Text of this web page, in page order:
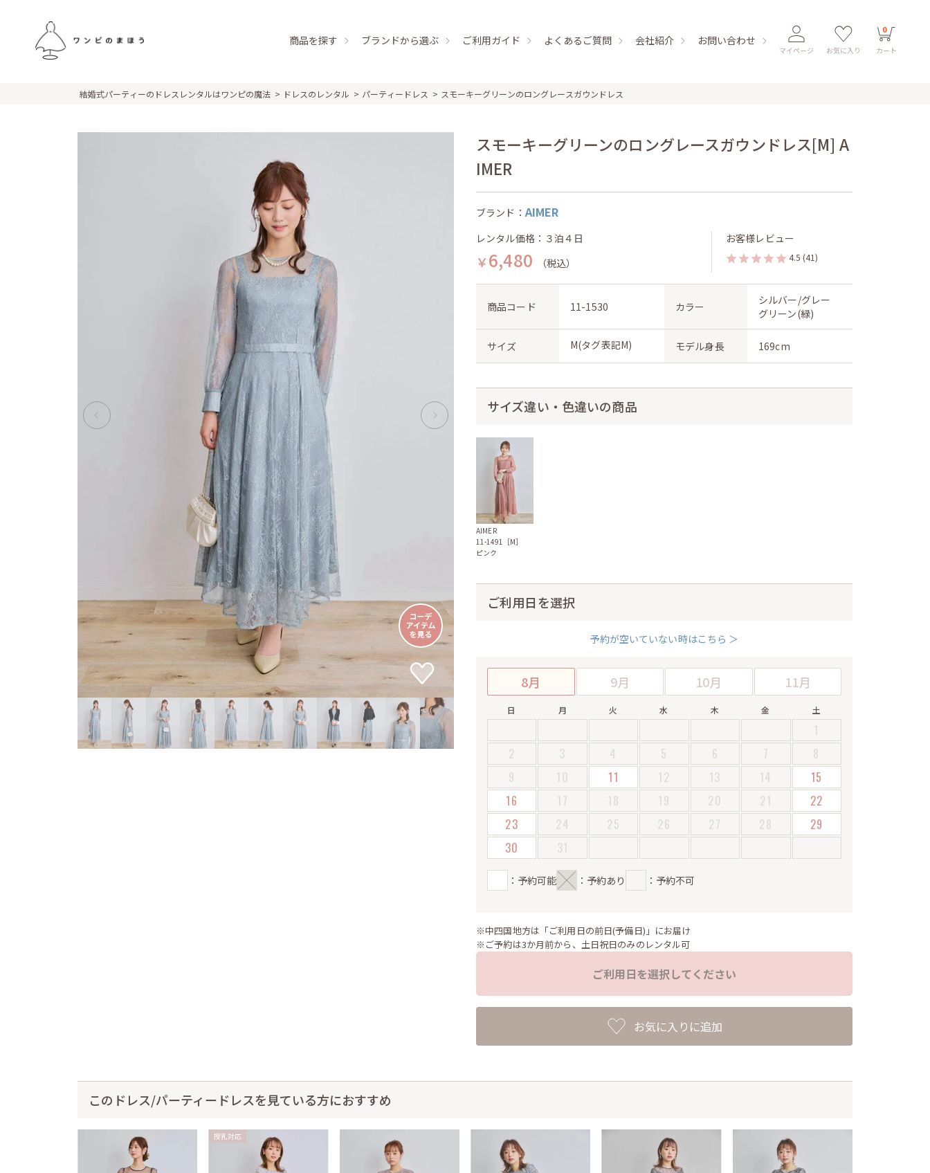
商品を探す ブランドから選ぶ ご利用ガイド よくあるご質問 会社紹介 お問い合わせ
マイページ お気に入り
0
カート
結婚式パーティーのドレスレンタルはワンピの魔法 ドレスのレンタル パーティードレス スモーキーグリーンのロングレースガウンドレス
スモーキーグリーンのロングレースガウンドレス[M] A
IMER
ブランド：AIMER
レンタル価格：３泊４日
￥6,480 （税込）
お客様レビュー
4.5 (41)
商品コード 11-1530 カラー
シルバー/グレー
グリーン(緑)
サイズ M(タグ表記M) モデル身長 169cm
サイズ違い・色違いの商品
AIMER
11-1491［M］
ピンク
ご利用日を選択
予約が空いていない時はこちら ＞
8月 9月 10月 11月
日 月 火 水 木 金 土
1
2
3 4 5 6 7
8
9
10 11 12 13 14
15
16
17 18 19 20 21
22
23
24 25 26 27 28
29
30
31
：予約可能 ：予約あり ：予約不可
※中四国地方は「ご利用日の前日(予備日)」にお届け
※ご予約は3か月前から、土日祝日のみのレンタル可
ご利用日を選択してください
お気に入りに追加
このドレス/パーティードレスを見ている方におすすめ
授乳対応